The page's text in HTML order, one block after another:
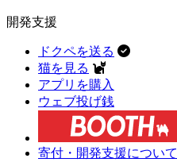
開発支援
ドクペを送る
猫を見る
アプリを購入
ウェブ投げ銭
寄付・開発支援について